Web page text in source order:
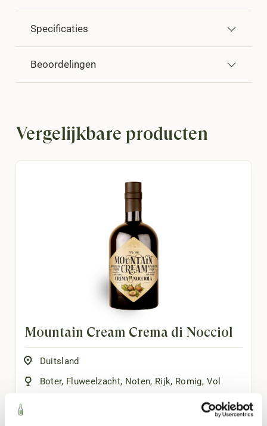
Specificaties
Beoordelingen
Vergelijkbare producten
Mountain Cream Crema di Nocciol
Duitsland
Boter, Fluweelzacht, Noten, Rijk, Romig, Vol